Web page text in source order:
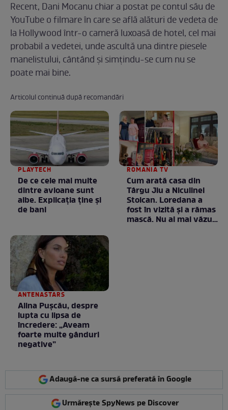
Recent, Dani Mocanu chiar a postat pe contul său de
YouTube o filmare în care se află alături de vedeta de
la Hollywood într-o cameră luxoasă de hotel, cel mai
probabil a vedetei, unde ascultă una dintre piesele
manelistului, cântând și simțindu-se cum nu se
poate mai bine.
Articolul continuă după recomandări
PLAYTECH
De ce cele mai multe
dintre avioane sunt
albe. Explicația ține și
de bani
ROMANIA TV
Cum arată casa din
Târgu Jiu a Niculinei
Stoican. Loredana a
fost în vizită și a rămas
mască. Nu ai mai văzut
ANTENASTARS
Alina Pușcău, despre
lupta cu lipsa de
încredere: „Aveam
foarte multe gânduri
negative”
Adaugă-ne ca sursă preferată în Google
Urmărește SpyNews pe Discover